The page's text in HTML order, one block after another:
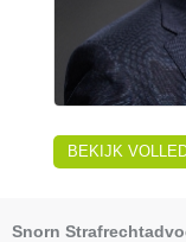
BEKIJK
Snorn